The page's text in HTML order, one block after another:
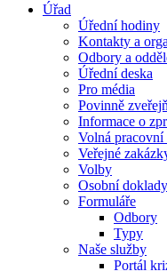
Úřad
Úřední hodiny
Kontakty a
Odbory a
Úřední deska
Pro média
Povinně
Informace o
Volná pracovní
Veřejné
Volby
Osobní doklady
Formuláře
Odbory
Typy
Naše služby
Portál